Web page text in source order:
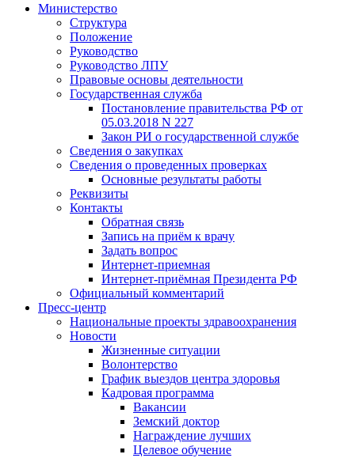
Министерство
Структура
Положение
Руководство
Руководство ЛПУ
Правовые основы деятельности
Государственная служба
Постановление правительства РФ от
05.03.2018 N 227
Закон РИ о государственной службе
Сведения о закупках
Сведения о проведенных проверках
Основные результаты работы
Реквизиты
Контакты
Обратная связь
Запись на приём к врачу
Задать вопрос
Интернет-приемная
Интернет-приёмная Президента РФ
Официальный комментарий
Пресс-центр
Национальные проекты здравоохранения
Новости
Жизненные ситуации
Волонтерство
График выездов центра здоровья
Кадровая программа
Вакансии
Земский доктор
Награждение лучших
Целевое обучение